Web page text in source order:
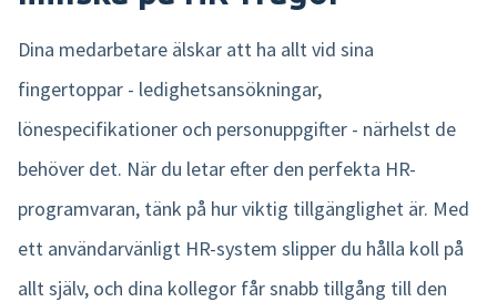
Dina medarbetare älskar att ha allt vid sina
fingertoppar - ledighetsansökningar,
lönespecifikationer och personuppgifter - närhelst de
behöver det. När du letar efter den perfekta HR-
programvaran, tänk på hur viktig tillgänglighet är. Med
ett användarvänligt HR-system slipper du hålla koll på
allt själv, och dina kollegor får snabb tillgång till den